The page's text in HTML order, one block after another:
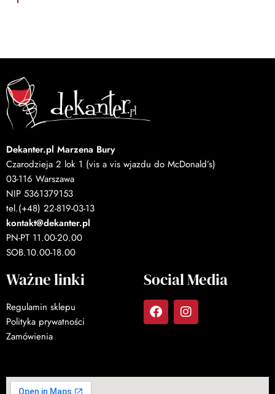
Dekanter.pl Marzena Bury
Czarodzieja 2 lok 1 (vis a vis wjazdu do McDonald’s)
03-116 Warszawa
NIP 5361379153
tel.(+48) 22-819-03-13
kontakt@dekanter.pl
PN-PT 11.00-20.00
SOB.10.00-18.00
Ważne linki
Regulamin sklepu
Polityka prywatności
Zamówienia
Social Media